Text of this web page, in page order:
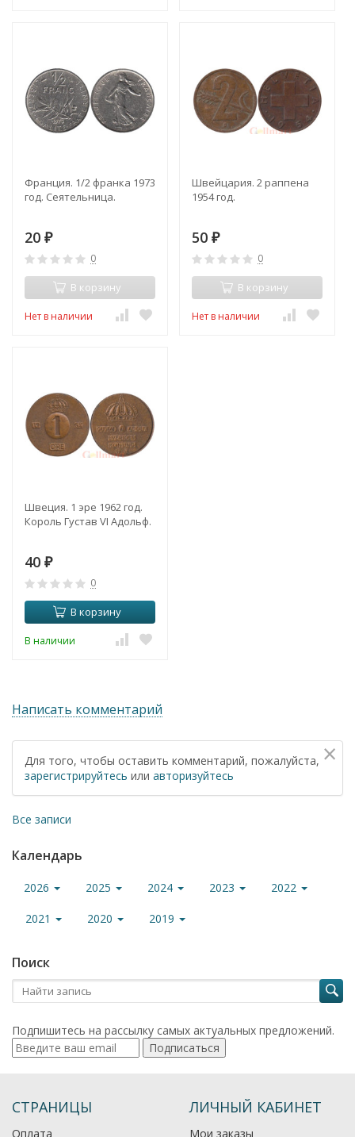
Франция. 1/2 франка 1973
год. Сеятельница.
20 ₽
0
В корзину
Нет в наличии
Швейцария. 2 раппена
1954 год.
50 ₽
0
В корзину
Нет в наличии
Швеция. 1 эре 1962 год.
Король Густав VI Адольф.
40 ₽
0
В корзину
В наличии
Написать комментарий
×
Для того, чтобы оставить комментарий, пожалуйста,
зарегистрируйтесь или авторизуйтесь
Все записи
Календарь
2026 2025 2024 2023 2022
2021 2020 2019
Поиск
Подпишитесь на рассылку самых актуальных предложений.
Подписаться
СТРАНИЦЫ
Оплата
ЛИЧНЫЙ КАБИНЕТ
Мои заказы